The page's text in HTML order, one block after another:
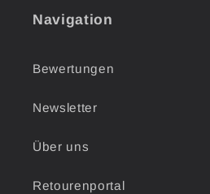
Navigation
Bewertungen
Newsletter
Über uns
Retourenportal